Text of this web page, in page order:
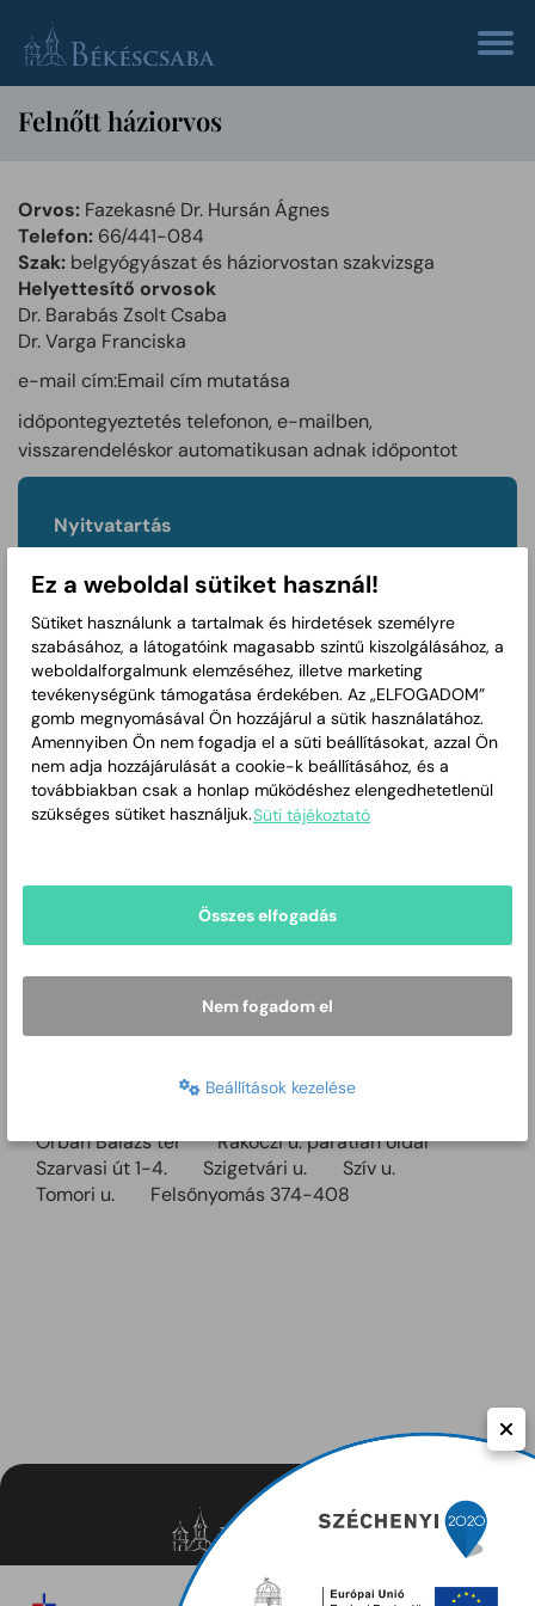
Felnőtt háziorvos
Orvos: Fazekasné Dr. Hursán Ágnes
Telefon: 66/441-084
Szak: belgyógyászat és háziorvostan szakvizsga
Helyettesítő orvosok
Dr. Barabás Zsolt Csaba
Dr. Varga Franciska
e-mail cím:Email cím mutatása
időpontegyeztetés telefonon, e-mailben,
visszarendeléskor automatikusan adnak időpontot
Nyitvatartás
Kedd 11:00-15:00
Szerda08:00-12:00
Csütörtök11:00-15:00
Péntek08:00-12:00
SzombatZárva
Baross u. páros oldala
Czakó u.
Csaba u.
Dr. Reisz Miksa u.
Hatház u.
Horváth u. Hunyadi tér
Irányi u.
Knézich Károly u.
Orbán Balázs tér
Rákóczi u. páratlan oldal
Szarvasi út 1-4.
Szigetvári u.
Szív u.
Tomori u.
Felsőnyomás 374-408
Közérdekű adatok
Ez a weboldal sütiket használ!
Sütiket használunk a tartalmak és hirdetések személyre
szabásához, a látogatóink magasabb szintű kiszolgálásához, a
weboldalforgalmunk elemzéséhez, illetve marketing
tevékenységünk támogatása érdekében. Az „ELFOGADOM”
gomb megnyomásával Ön hozzájárul a sütik használatához.
Amennyiben Ön nem fogadja el a süti beállításokat, azzal Ön
nem adja hozzájárulását a cookie-k beállításához, és a
továbbiakban csak a honlap működéshez elengedhetetlenül
szükséges sütiket használjuk.Süti tájékoztató
Összes elfogadás
Nem fogadom el
Beállítások kezelése